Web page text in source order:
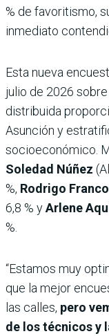
% de favoritismo,
inmediato
Esta nueva
julio de 2026
distribuida
Asunción y
socioeconómico.
Soledad Núñez
%, Rodrigo Franco
6,8 % yArlene
%.
“Estamos muy
que la mejor
las calles, pero
de los técnicos y